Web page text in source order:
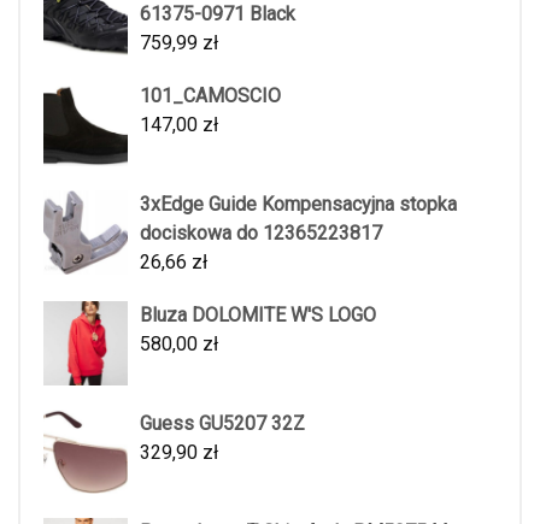
61375-0971 Black
759,99 zł
101_CAMOSCIO
147,00 zł
3xEdge Guide Kompensacyjna stopka
dociskowa do 12365223817
26,66 zł
Bluza DOLOMITE W'S LOGO
580,00 zł
Guess GU5207 32Z
329,90 zł